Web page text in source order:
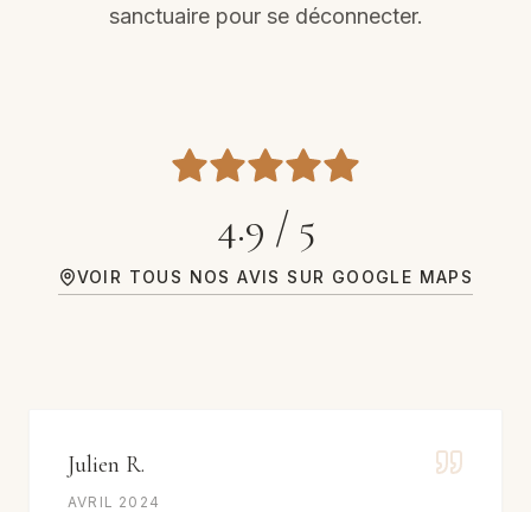
sanctuaire pour se déconnecter.
4.9 / 5
VOIR TOUS NOS AVIS SUR GOOGLE MAPS
Julien R.
AVRIL 2024